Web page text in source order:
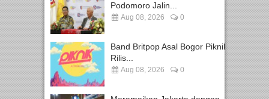
Podomoro Jalin...
Aug 08, 2026 0
Band Britpop Asal Bogor Piknik
Rilis...
Aug 08, 2026 0